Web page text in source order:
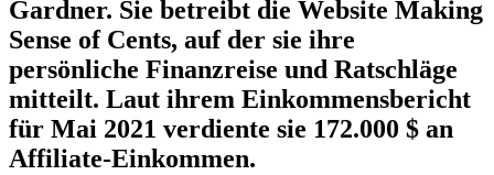
Gardner. Sie betreibt die Website Making
Sense of Cents, auf der sie ihre
persönliche Finanzreise und Ratschläge
mitteilt. Laut ihrem Einkommensbericht
für Mai 2021 verdiente sie 172.000 $ an
Affiliate-Einkommen.